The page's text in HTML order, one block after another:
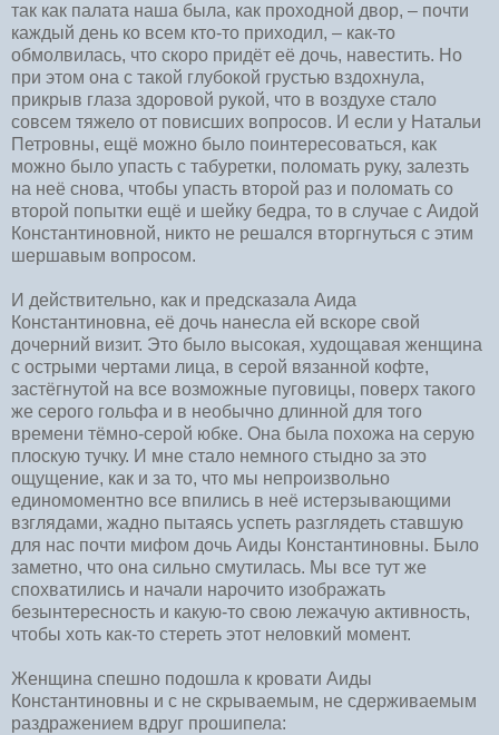
так как палата наша была, как проходной двор, – почти
каждый день ко всем кто-то приходил, – как-то
обмолвилась, что скоро придёт её дочь, навестить. Но
при этом она с такой глубокой грустью вздохнула,
прикрыв глаза здоровой рукой, что в воздухе стало
совсем тяжело от повисших вопросов. И если у Натальи
Петровны, ещё можно было поинтересоваться, как
можно было упасть с табуретки, поломать руку, залезть
на неё снова, чтобы упасть второй раз и поломать со
второй попытки ещё и шейку бедра, то в случае с Аидой
Константиновной, никто не решался вторгнуться с этим
шершавым вопросом.
И действительно, как и предсказала Аида
Константиновна, её дочь нанесла ей вскоре свой
дочерний визит. Это было высокая, худощавая женщина
с острыми чертами лица, в серой вязанной кофте,
застёгнутой на все возможные пуговицы, поверх такого
же серого гольфа и в необычно длинной для того
времени тёмно-серой юбке. Она была похожа на серую
плоскую тучку. И мне стало немного стыдно за это
ощущение, как и за то, что мы непроизвольно
единомоментно все впились в неё истерзывающими
взглядами, жадно пытаясь успеть разглядеть ставшую
для нас почти мифом дочь Аиды Константиновны. Было
заметно, что она сильно смутилась. Мы все тут же
спохватились и начали нарочито изображать
безынтересность и какую-то свою лежачую активность,
чтобы хоть как-то стереть этот неловкий момент.
Женщина спешно подошла к кровати Аиды
Константиновны и с не скрываемым, не сдерживаемым
раздражением вдруг прошипела: